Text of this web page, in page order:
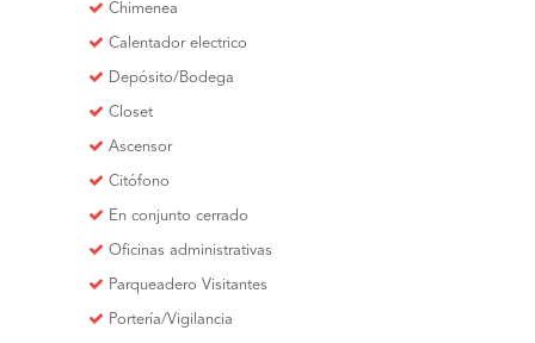
Chimenea
Calentador electrico
Depósito/Bodega
Closet
Ascensor
Citófono
En conjunto cerrado
Oficinas administrativas
Parqueadero Visitantes
Portería/Vigilancia